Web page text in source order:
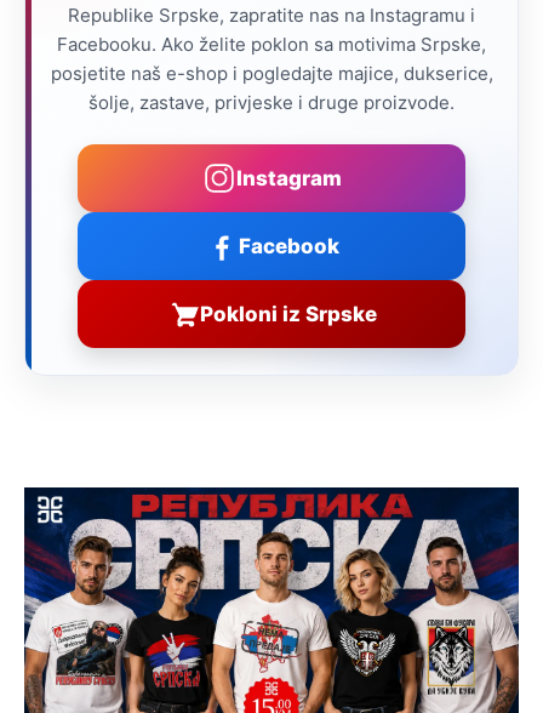
Republike Srpske, zapratite nas na Instagramu i
Facebooku. Ako želite poklon sa motivima Srpske,
posjetite naš e-shop i pogledajte majice, dukserice,
šolje, zastave, privjeske i druge proizvode.
Instagram
Facebook
Pokloni iz Srpske